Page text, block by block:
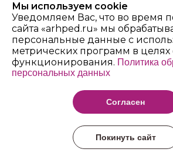
Архангельский
педагогический
колледж имени
Шаниной
Мы используем cookie
Уведомляем Вас, что во время
сайта «arhped.ru» мы
персональные данные с
метрических программ в целях
функционирования. Политика
персональных данных
Согласен
Покинуть сайт